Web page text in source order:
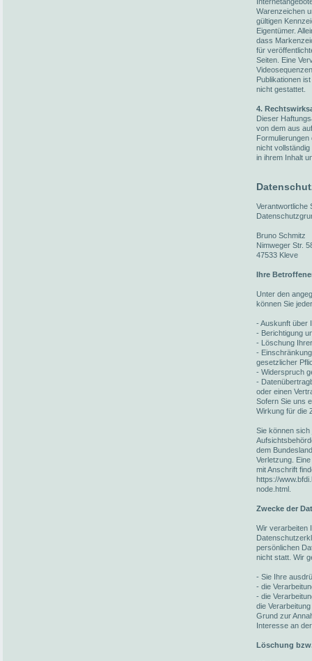
Warenzeichen
gültigen
Eigentümer.
dass
für
Seiten. Eine
Publikationen
nicht gestattet.
4.
Dieser
von dem aus
nicht
in ihrem Inhalt
Verantwortliche
Bruno Schmitz
Nimweger Str.
47533 Kleve
Ihre
Unter den
können Sie
- Auskunft über
- Berichtigung
- Löschung
-
gesetzlicher
- Widerspruch
-
oder einen
Sofern Sie uns
Wirkung für die
Sie können
dem
Verletzung.
mit Anschrift
https://
node.html.
Zwecke der
Wir verarbeiten
persönlichen
nicht statt. Wir
- Sie Ihre
- die
- die
die
Grund zur
Interesse an
Löschung